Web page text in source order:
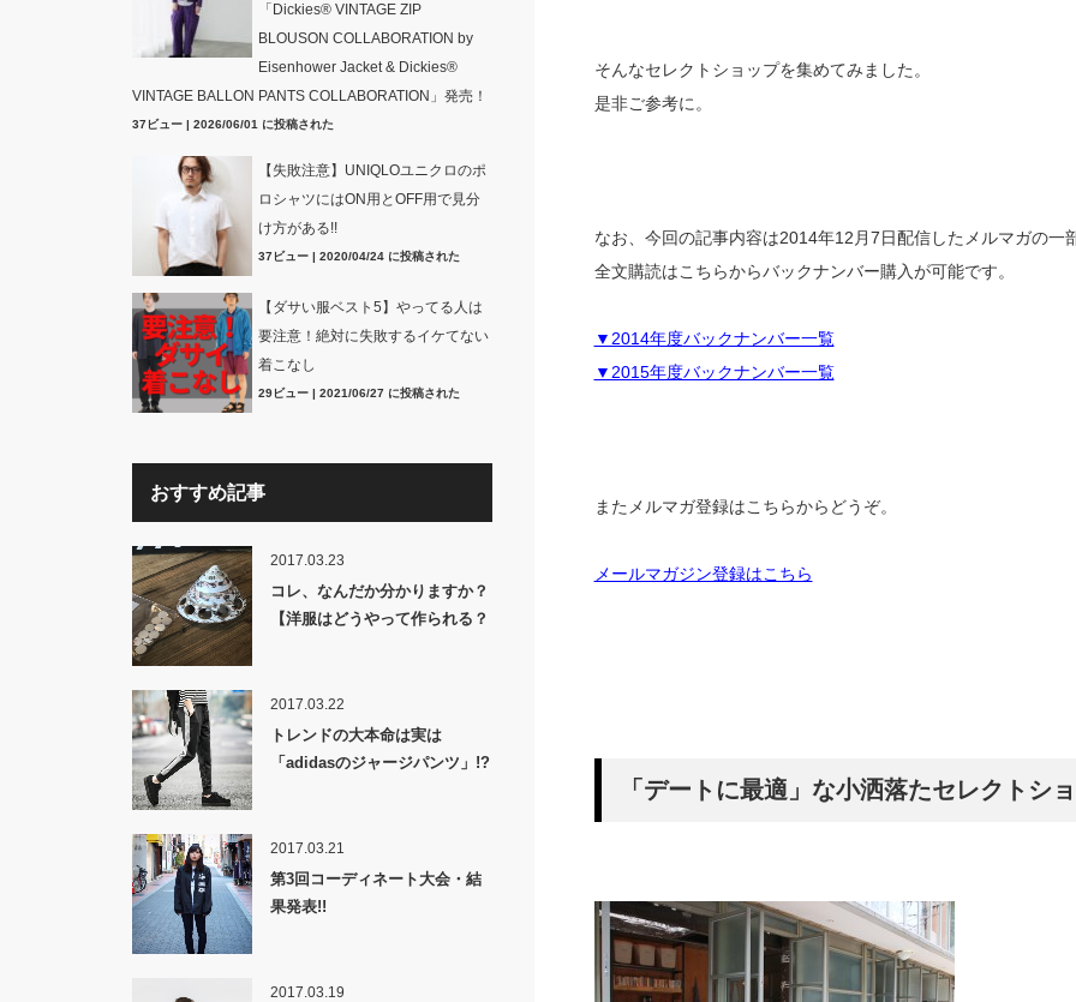
そんなセレクトショップを集めてみました。
是非ご参考に。
なお、今回の記事内容は2014年12月7日配信したメルマガの一
全文購読はこちらからバックナンバー購入が可能です。
▼2014年度バックナンバー一覧
▼2015年度バックナンバー一覧
またメルマガ登録はこちらからどうぞ。
メールマガジン登録はこちら
「デートに最適」な小洒落たセレクトシ
「Dickies® VINTAGE ZIP
BLOUSON COLLABORATION by
Eisenhower Jacket & Dickies®
VINTAGE BALLON PANTS COLLABORATION」発売！
37ビュー| 2026/06/01 に投稿された
【失敗注意】UNIQLOユニクロのポ
ロシャツにはON用とOFF用で見分
け方がある!!
37ビュー| 2020/04/24 に投稿された
【ダサい服ベスト5】やってる人は
要注意！絶対に失敗するイケてない
着こなし
29ビュー| 2021/06/27 に投稿された
おすすめ記事
2017.03.23
コレ、なんだか分かりますか？
【洋服はどうやって作られる？
2017.03.22
トレンドの大本命は実は
「adidasのジャージパンツ」!?
2017.03.21
第3回コーディネート大会・結
果発表!!
2017.03.19